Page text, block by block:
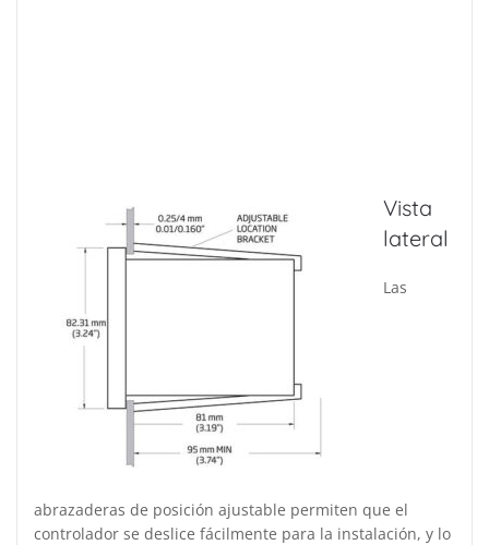
Vista
lateral
Las
abrazaderas de posición ajustable permiten que el
controlador se deslice fácilmente para la instalación, y lo